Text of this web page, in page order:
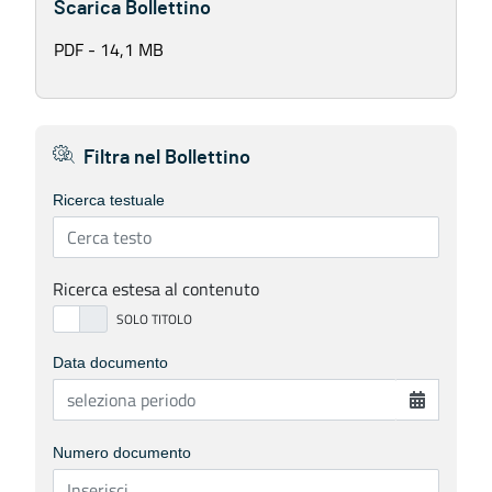
Scarica Bollettino
PDF - 14,1 MB
Filtra nel Bollettino
Ricerca testuale
Ricerca estesa al contenuto
Data documento
Numero documento